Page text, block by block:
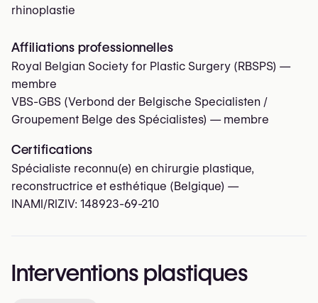
rhinoplastie
Affiliations professionnelles
Royal Belgian Society for Plastic Surgery (RBSPS) —
membre
VBS-GBS (Verbond der Belgische Specialisten /
Groupement Belge des Spécialistes) — membre
Certifications
Spécialiste reconnu(e) en chirurgie plastique,
reconstructrice et esthétique (Belgique) —
INAMI/RIZIV: 148923-69-210
Interventions plastiques